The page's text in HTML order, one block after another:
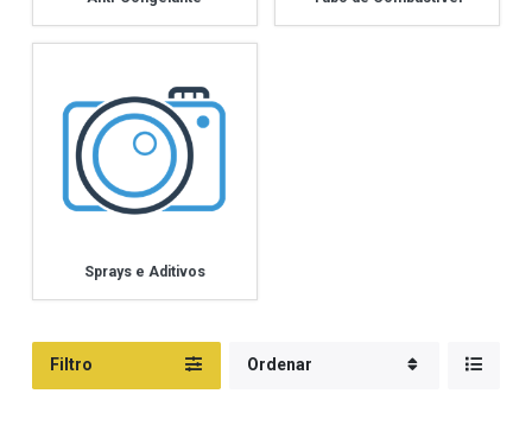
Sprays e Aditivos
Filtro Ordenar